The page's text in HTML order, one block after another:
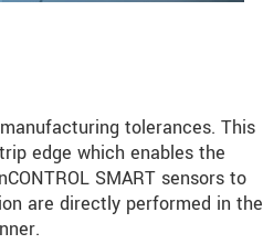
tolerances. This
edge which enables the
SMART sensors to
are directly performed in the